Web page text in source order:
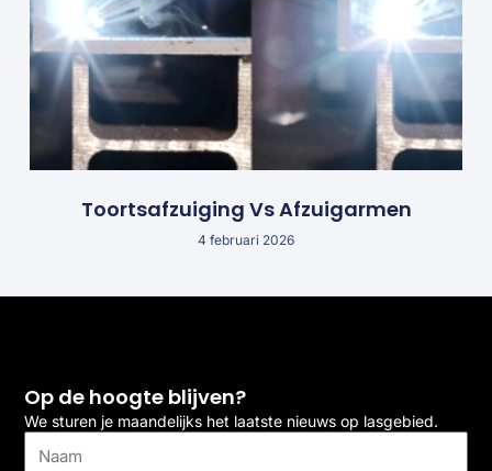
Toortsafzuiging Vs Afzuigarmen
4 februari 2026
Op de hoogte blijven?
We sturen je maandelijks het laatste nieuws op lasgebied.